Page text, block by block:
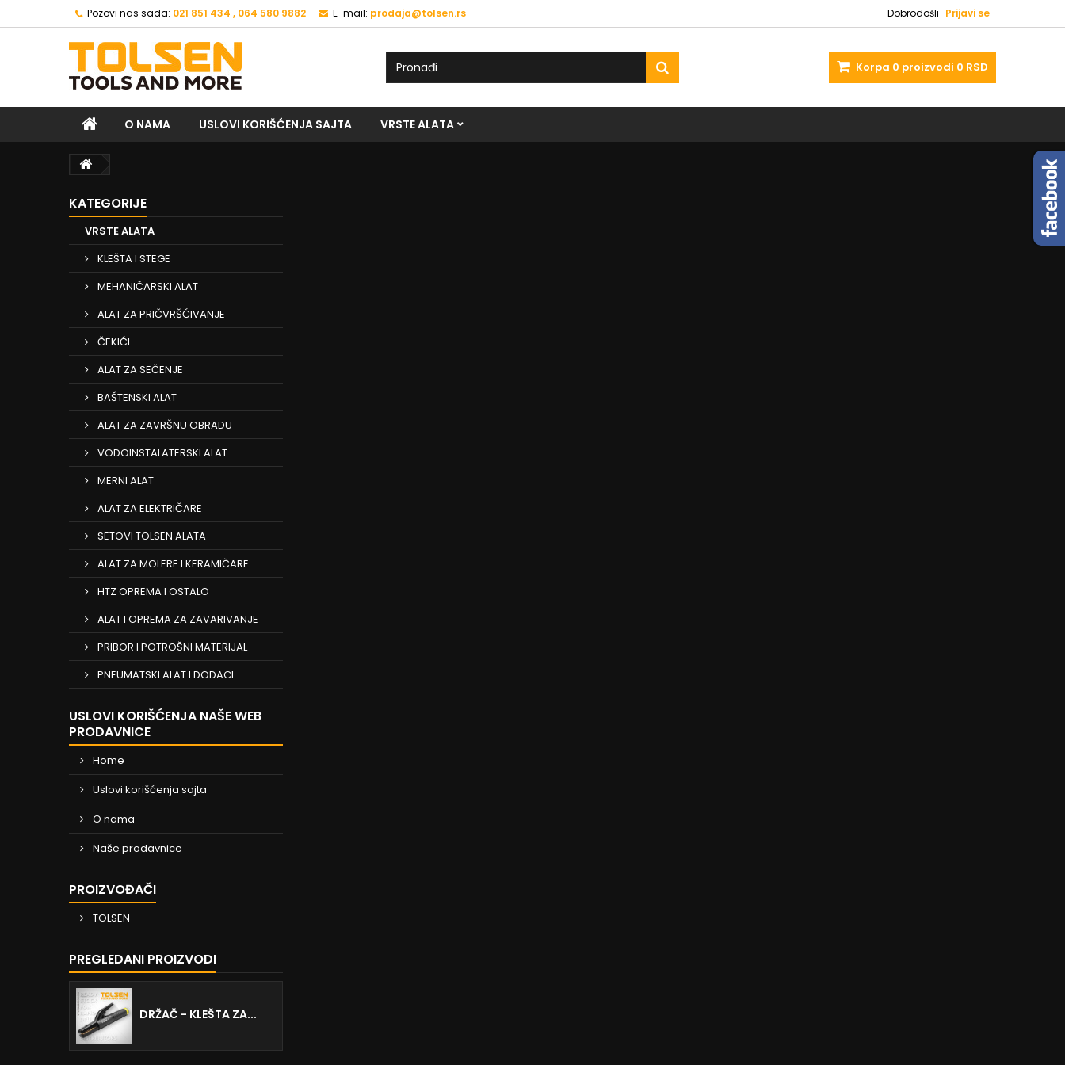
Dobrodošli Prijavi se
Pozovi nas sada: 021 851 434 , 064 580 9882 E-mail: prodaja@tolsen.rs
Korpa 0 proizvodi 0 RSD
O NAMA USLOVI KORIŠĆENJA SAJTA VRSTE ALATA
KATEGORIJE
VRSTE ALATA
KLEŠTA I STEGE
MEHANIČARSKI ALAT
ALAT ZA PRIČVRŠĆIVANJE
ČEKIĆI
ALAT ZA SEČENJE
BAŠTENSKI ALAT
ALAT ZA ZAVRŠNU OBRADU
VODOINSTALATERSKI ALAT
MERNI ALAT
ALAT ZA ELEKTRIČARE
SETOVI TOLSEN ALATA
ALAT ZA MOLERE I KERAMIČARE
HTZ OPREMA I OSTALO
ALAT I OPREMA ZA ZAVARIVANJE
PRIBOR I POTROŠNI MATERIJAL
PNEUMATSKI ALAT I DODACI
USLOVI KORIŠĆENJA NAŠE WEB
PRODAVNICE
Home
Uslovi korišćenja sajta
O nama
Naše prodavnice
PROIZVOĐAČI
TOLSEN
PREGLEDANI PROIZVODI
DRŽAČ - KLEŠTA ZA...